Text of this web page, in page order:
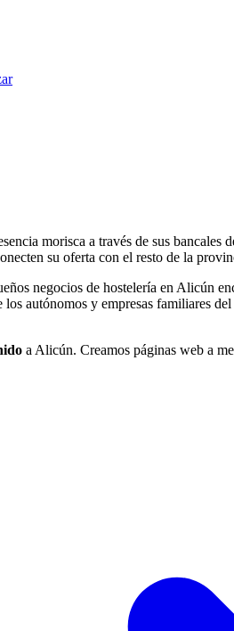
morisca a través de sus
su oferta con el resto de la
negocios de hostelería en Alicún
autónomos y empresas familiares
a Alicún. Creamos páginas web a